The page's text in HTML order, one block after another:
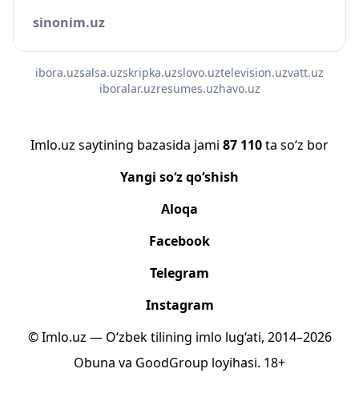
sinonim.uz
ibora.uzsalsa.uzskripka.uzslovo.uztelevision.uzvatt.uz
iboralar.uzresumes.uzhavo.uz
Imlo.uz saytining bazasida jami 87 110ta so‘z bor
Yangi so‘z qo‘shish
Aloqa
Facebook
Telegram
Instagram
© Imlo.uz — O‘zbek tilining imlo lug‘ati, 2014–2026
Obuna va GoodGroup loyihasi. 18+